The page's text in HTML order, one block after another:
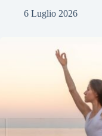
6 Luglio 2026